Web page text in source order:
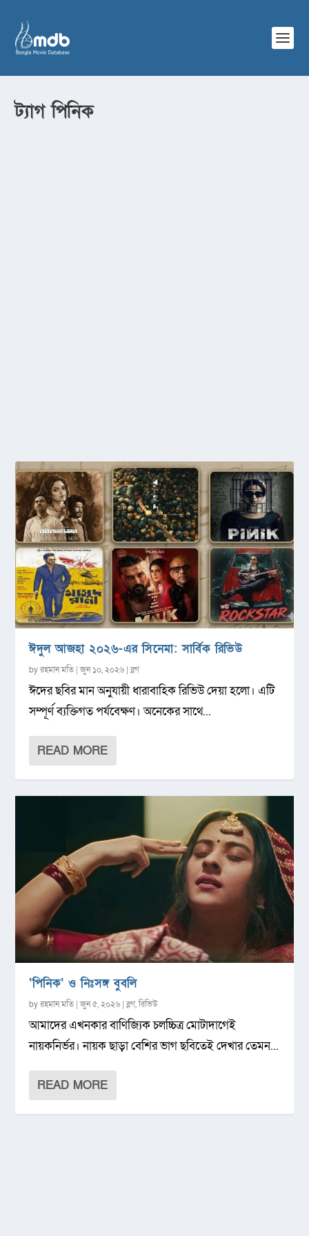
ট্যাগপিনিক
ঈদুল আজহা ২০২৬-এর সিনেমা: সার্বিক রিভিউ
byরহমান মতি |জুন ১০, ২০২৬ |ব্লগ
ঈদের ছবির মান অনুযায়ী ধারাবাহিক রিভিউ দেয়া হলো। এটি
সম্পূর্ণ ব্যক্তিগত পর্যবেক্ষণ। অনেকের সাথে...
READ MORE
‘পিনিক’ ও নিঃসঙ্গ বুবলি
byরহমান মতি |জুন ৫, ২০২৬ |ব্লগ,রিভিউ
আমাদের এখনকার বাণিজ্যিক চলচ্চিত্র মোটাদাগেই
নায়কনির্ভর। নায়ক ছাড়া বেশির ভাগ ছবিতেই দেখার তেমন...
READ MORE